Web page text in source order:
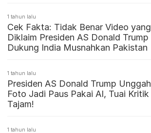
1 tahun lalu
Cek Fakta: Tidak Benar Video yang
Diklaim Presiden AS Donald Trump
Dukung India Musnahkan Pakistan
1 tahun lalu
Presiden AS Donald Trump Unggah
Foto Jadi Paus Pakai AI, Tuai Kritik
Tajam!
1 tahun lalu